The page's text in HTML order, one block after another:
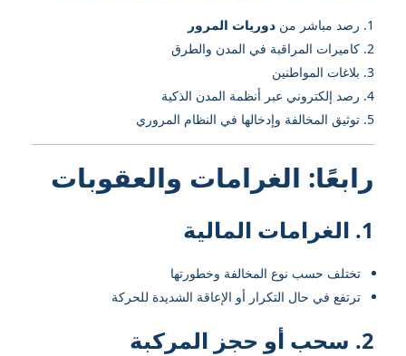
رصد مباشر من دوريات المرور
كاميرات المراقبة في المدن والطرق
بلاغات المواطنين
رصد إلكتروني عبر أنظمة المدن الذكية
توثيق المخالفة وإدخالها في النظام المروري
رابعًا: الغرامات والعقوبات
1. الغرامات المالية
تختلف حسب نوع المخالفة وخطورتها
ترتفع في حال التكرار أو الإعاقة الشديدة للحركة
2. سحب أو حجز المركبة